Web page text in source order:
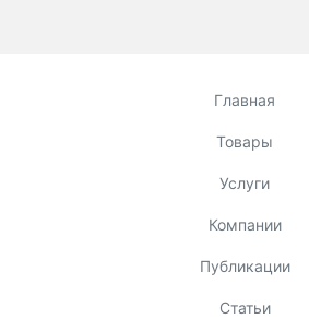
Главная
Товары
Услуги
Компании
Публикации
Статьи